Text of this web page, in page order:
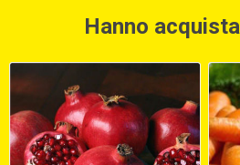
Hanno